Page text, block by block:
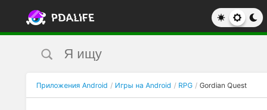
Приложения Android Игры на Android RPG Gordian Quest